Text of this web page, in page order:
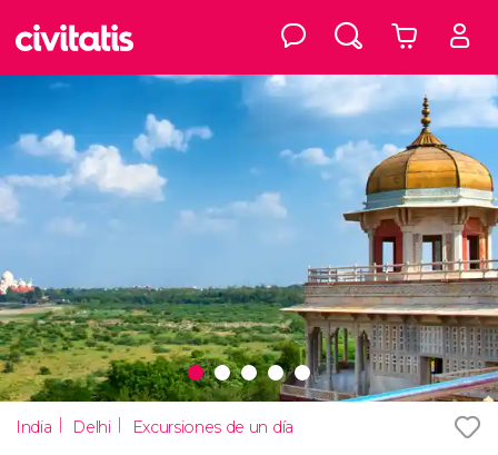
India Delhi Excursiones de un día